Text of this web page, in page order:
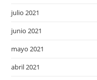
julio 2021
junio 2021
mayo 2021
abril 2021